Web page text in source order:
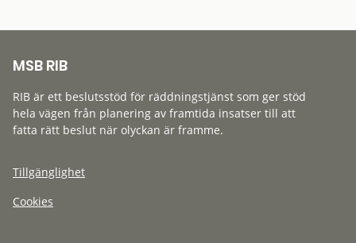
MSB RIB
RIB är ett beslutsstöd för räddningstjänst som ger stöd
hela vägen från planering av framtida insatser till att
fatta rätt beslut när olyckan är framme.
Tillgänglighet
Cookies